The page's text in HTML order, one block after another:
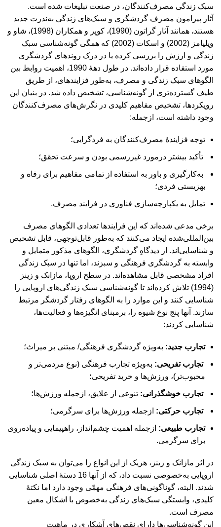
سبک زندگی مصرف‌کنندگان، در صنعت تبلیغات شده است.
آثار پیرامون مصرف گردشگری و سبک‌های زندگی به‌ندرت جدید
هستند، همانند آثار گراتون (1990)، کوپر و همکاران (1998)، شاو و
ویلیامز (2002) و اسکات (2002) که همگی گونه‌شناسی سبک
زندگی و ارزش را بررسی کرده یا در درک روندهای گردشگری
مورد استفاده قرار داده‌اند. در طول دهۀ 1990، اهمیت روابط بین
الگوهای سبک زندگی و مصرف، به‌طور فزایندهای، از طریق
طیف گسترده‌تری از گونه‌شناسی، تشخیص داده شد. در بنیان این
رویکردها، تشخیص مفاهیم کلیدی در نگرش‌های مصرف‌کنندگان
وجود داشته است، ازجمله:
توجه فزایندۀ مصرف‌کنندگان به فردگرایی؛
تأکید بیشتر درمورد غیررسمی بودن و سرعت تحقق؛
به‌کارگیری و باور به استفاده از تمامی مفاهیم برای رفاه و
بهزیستی فردی؛
تمایل به یکپارچه‌سازی فناوری در فرایند مصرف.
برخی مدعی شده‌اند که این فرایندها تعدادی الگوهای مصرف
بین‌المللی‌شده ایجاد می‌کنند که به‌طور قابل‌توجهی، قابل تشخیص
و شناسایی‌اند. از دیدگاهِ گردشگری، الگوهای مذکور متمایل و
وابسته به گردشگری فرهنگی و سبزند، اما تنها در سبک زندگی
افراد مشخصی قابل مشاهده‌اند. در سطح اروپا، مازانک و زینز
(1994) تلاش کرده‌اند تا گونه‌شناسی سبک زندگی‌های اروپایی را
شناسایی کنند و این موارد را به الگوهای رفتار گردشگر مرتبط
سازند. آنها پنج نوع شیوه را، برمبنای انگیزه‌ها و فعالیت‌ها،
شناسایی کردند:
تجارب جدید: به‌ویژه گردشگری فرهنگی/ مبتنی بر میراث؛
تجارب تفریحی: به‌ویژه تجارب فرهنگی (نوع مردمی‌تر و
محبوب‌تر)، ورزش‌ها و خرید تفریحی؛
تجارب خوشگذرانی: تنوعی از علایق، ازجمله ورزش‌ها؛
تجارب حرکتی: ازجمله ورزش‌ها برای سرگرمی؛
تجارب طبیعی: ازجمله اهمیت چشم‌انداز، راهپیمایی و پیاده‌روی
برای سرگرمی.
در اثر مازانک و زینز، هریک از این انواع را می‌توان به سبک زندگی
اروپایی به‌خصوصی نسبت داد، که از آنها 16 دستۀ اصلی شناسایی
شدند. البته، گوناگونی‌های فرهنگی مهمّی وجود دارد اما نکتۀ
کلیدی، وابستگی سبک‌های زندگی به‌خصوص با اشکال معین
مصرف است.
این گونه‌شناسی‌ها دارای نقص‌های آشکاری در ماهیت